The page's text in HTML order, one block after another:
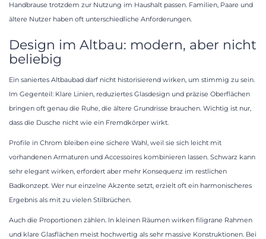
Handbrause trotzdem zur Nutzung im Haushalt passen. Familien, Paare und
ältere Nutzer haben oft unterschiedliche Anforderungen.
Design im Altbau: modern, aber nicht
beliebig
Ein saniertes Altbaubad darf nicht historisierend wirken, um stimmig zu sein.
Im Gegenteil: Klare Linien, reduziertes Glasdesign und präzise Oberflächen
bringen oft genau die Ruhe, die ältere Grundrisse brauchen. Wichtig ist nur,
dass die Dusche nicht wie ein Fremdkörper wirkt.
Profile in Chrom bleiben eine sichere Wahl, weil sie sich leicht mit
vorhandenen Armaturen und Accessoires kombinieren lassen. Schwarz kann
sehr elegant wirken, erfordert aber mehr Konsequenz im restlichen
Badkonzept. Wer nur einzelne Akzente setzt, erzielt oft ein harmonischeres
Ergebnis als mit zu vielen Stilbrüchen.
Auch die Proportionen zählen. In kleinen Räumen wirken filigrane Rahmen
und klare Glasflächen meist hochwertig als sehr massive Konstruktionen. Bei